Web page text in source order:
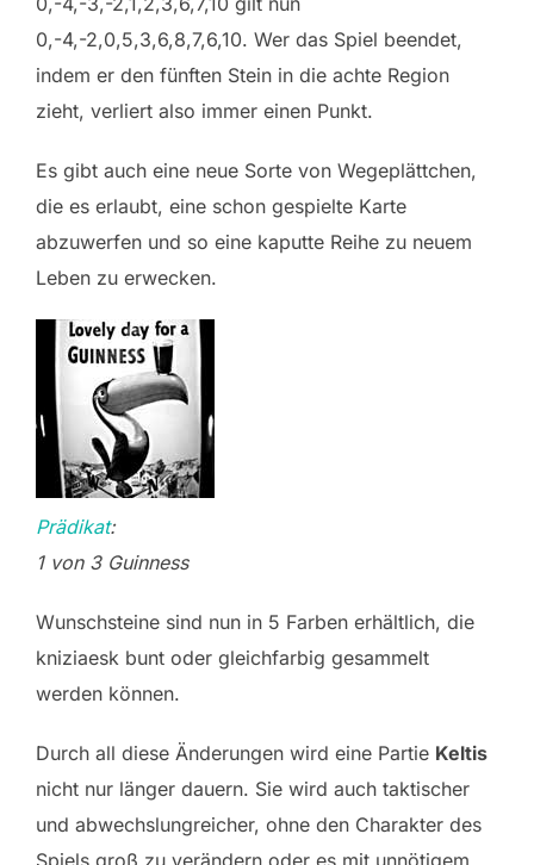
0,-4,-2,0,5,3,6,8,7,6,10. Wer das Spiel beendet,
indem er den fünften Stein in die achte Region
zieht, verliert also immer einen Punkt.
Es gibt auch eine neue Sorte von Wegeplättchen,
die es erlaubt, eine schon gespielte Karte
abzuwerfen und so eine kaputte Reihe zu neuem
Leben zu erwecken.
Prädikat:
1 von 3 Guinness
Wunschsteine sind nun in 5 Farben erhältlich, die
kniziaesk bunt oder gleichfarbig gesammelt
werden können.
Durch all diese Änderungen wird eine Partie Keltis
nicht nur länger dauern. Sie wird auch taktischer
und abwechslungreicher, ohne den Charakter des